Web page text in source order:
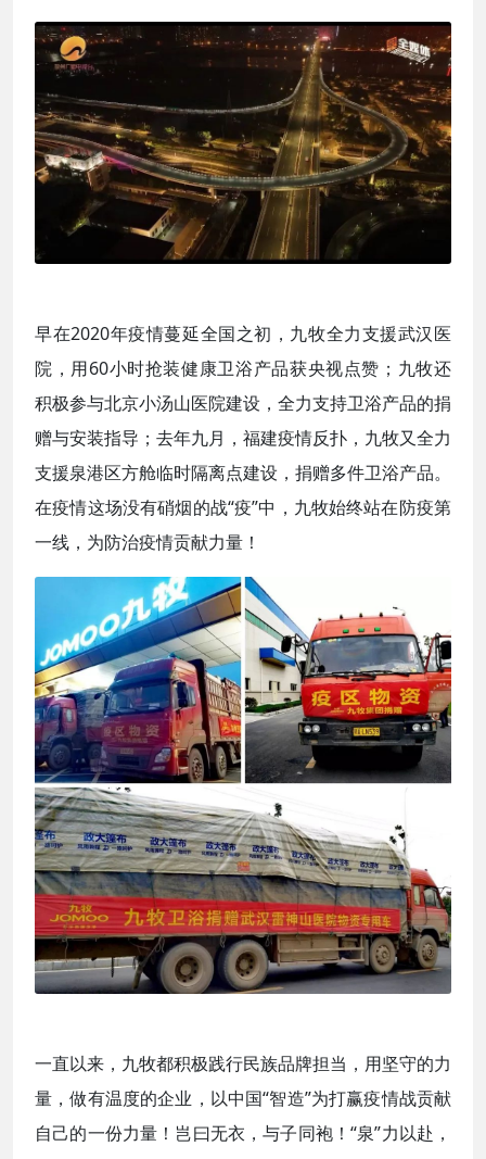
早在2020年疫情蔓延全国之初，九牧全力支援武汉医
院，用60小时抢装健康卫浴产品获央视点赞；九牧还
积极参与北京小汤山医院建设，全力支持卫浴产品的捐
赠与安装指导；去年九月，福建疫情反扑，九牧又全力
支援泉港区方舱临时隔离点建设，捐赠多件卫浴产品。
在疫情这场没有硝烟的战“疫”中，九牧始终站在防疫第
一线，为防治疫情贡献力量！
一直以来，九牧都积极践行民族品牌担当，用坚守的力
量，做有温度的企业，以中国“智造”为打赢疫情战贡献
自己的一份力量！岂曰无衣，与子同袍！“泉”力以赴，